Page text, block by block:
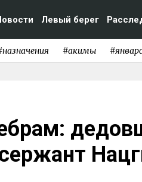
Левый берег
#акимы